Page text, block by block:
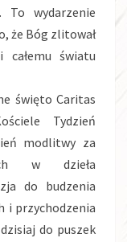
To wydarzenie
że Bóg zlitował
światu
święto Caritas
Tydzień
modlitwy za
w dzieła
do budzenia
i przychodzenia
do puszek